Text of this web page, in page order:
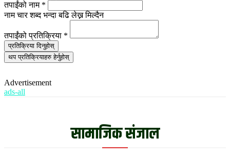
तपाईंको नाम *
नाम चार शब्द भन्दा बढि लेख्न मिल्दैन
तपाईंको प्रतिक्रिया *
प्रतिक्रिया दिनुहोस्
थप प्रतिक्रियाहरु हेर्नुहोस्
Advertisement
ads-all
सामाजिक संजाल